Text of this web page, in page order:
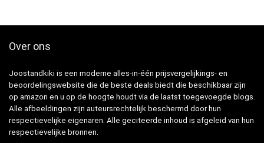
Over ons
Joostandkiki is een moderne alles-in-één prijsvergelijkings- en
beoordelingswebsite die de beste deals biedt die beschikbaar zijn
op amazon en u op de hoogte houdt via de laatst toegevoegde blogs.
Alle afbeeldingen zijn auteursrechtelijk beschermd door hun
respectievelijke eigenaren. Alle geciteerde inhoud is afgeleid van hun
respectievelijke bronnen.